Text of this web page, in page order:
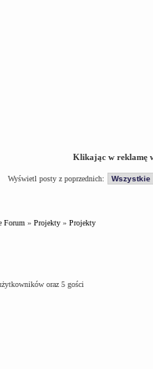
Klikając w reklamę
Wyświetl posty z poprzednich:
Forum » Projekty » Projekty
oraz 5 gości